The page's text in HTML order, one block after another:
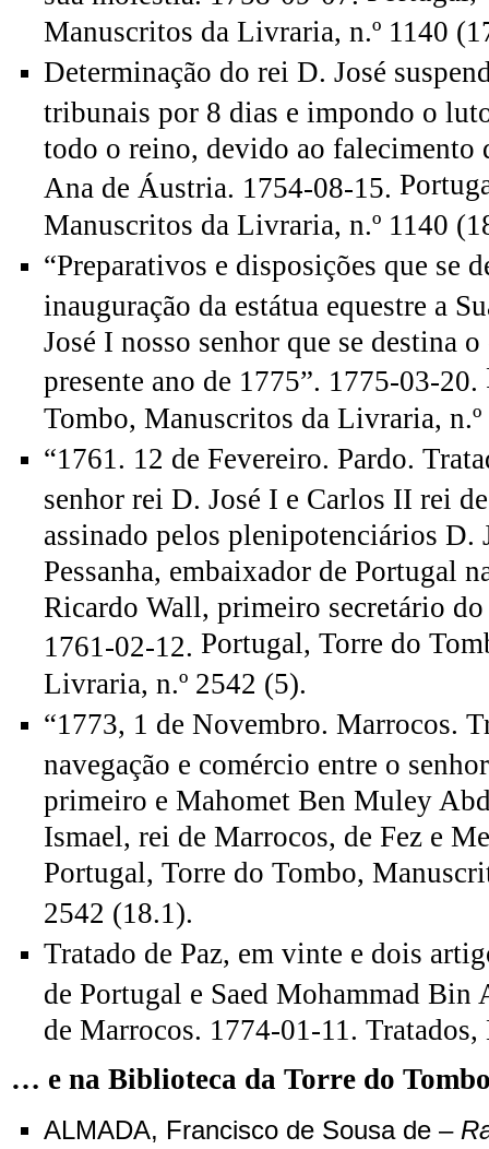
Manuscritos da Livraria, n.º 1140
Determinação do rei D. José
tribunais por 8 dias e impondo o
todo o reino, devido ao falecimento
Ana de Áustria. 1754-08-15.
Manuscritos da Livraria, n.º 1140
“Preparativos e disposições que se
inauguração da estátua equestre a
José I nosso senhor que se destina
presente ano de 1775”. 1775-03-20.
Tombo, Manuscritos da Livraria,
“1761. 12 de Fevereiro. Pardo.
senhor rei D. José I e Carlos II rei
assinado pelos plenipotenciários D.
Pessanha, embaixador de Portugal
Ricardo Wall, primeiro secretário do
1761-02-12. Portugal, Torre do
Livraria, n.º 2542 (5).
“1773, 1 de Novembro. Marrocos.
navegação e comércio entre o
primeiro e Mahomet Ben Muley
Ismael, rei de Marrocos, de Fez e
Portugal, Torre do Tombo,
2542 (18.1).
Tratado de Paz, em vinte e dois
de Portugal e Saed Mohammad Bin
de Marrocos. 1774-01-11. Tratados,
… e na Biblioteca da Torre do
ALMADA, Francisco de Sousa de –